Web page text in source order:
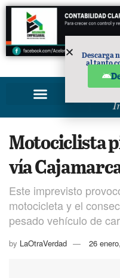
Motociclista
vía
Este imprevisto
motocicleta y el
pesado vehículo de
by LaOtraVerdad 26
Descarga
al tanto